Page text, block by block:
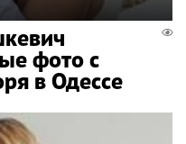
фото с
в Одессе